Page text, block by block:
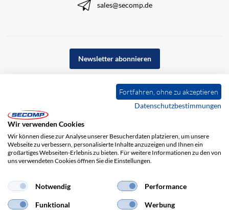
sales@secomp.de
Newsletter abonnieren
Impressum Haftungsausschluss
Fortfahren, ohne zu akzeptieren
Datenschutzbestimmungen
Wir verwenden Cookies
Wir können diese zur Analyse unserer Besucherdaten platzieren, um unsere
Webseite zu verbessern, personalisierte Inhalte anzuzeigen und Ihnen ein
großartiges Webseiten-Erlebnis zu bieten. Für weitere Informationen zu den von
uns verwendeten Cookies öffnen Sie die Einstellungen.
Notwendig Performance
Funktional Werbung